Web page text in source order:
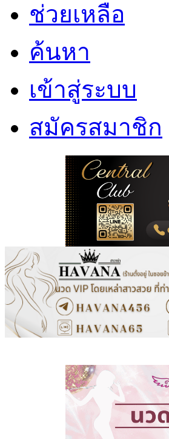
ช่วยเหลือ
ค้นหา
เข้าสู่ระบบ
สมัครสมาชิก